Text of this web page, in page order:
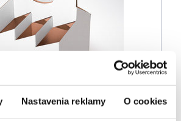
Nastavenia reklamy O cookies